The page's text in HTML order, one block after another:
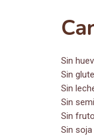
Sin
Sin
Sin
Sin
Sin
Sin soja